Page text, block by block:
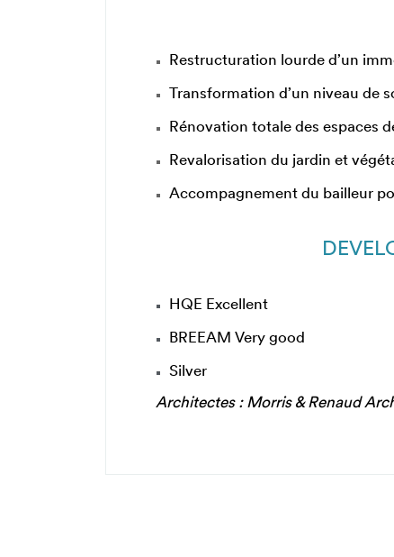
Restructuration lourde d’un
Transformation d’un niveau de
Rénovation totale des espaces
Revalorisation du jardin et
Accompagnement du bailleur
HQE Excellent
BREEAM Very good
Silver
Architectes : Morris & Renaud